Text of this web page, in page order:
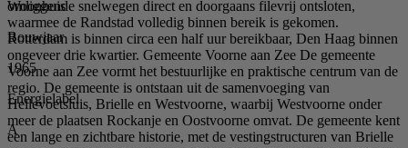
omliggende snelwegen direct en doorgaans filevrij ontsloten,
waarmee de Randstad volledig binnen bereik is gekomen.
Rotterdam is binnen circa een half uur bereikbaar, Den Haag binnen
ongeveer drie kwartier. Gemeente Voorne aan Zee De gemeente
Voorne aan Zee vormt het bestuurlijke en praktische centrum van de
regio. De gemeente is ontstaan uit de samenvoeging van
Hellevoetsluis, Brielle en Westvoorne, waarbij Westvoorne onder
meer de plaatsen Rockanje en Oostvoorne omvat. De gemeente kent
een lange en zichtbare historie, met de vestingstructuren van Brielle
Woonhuis
Bouwjaar
1965
Energielabel
A